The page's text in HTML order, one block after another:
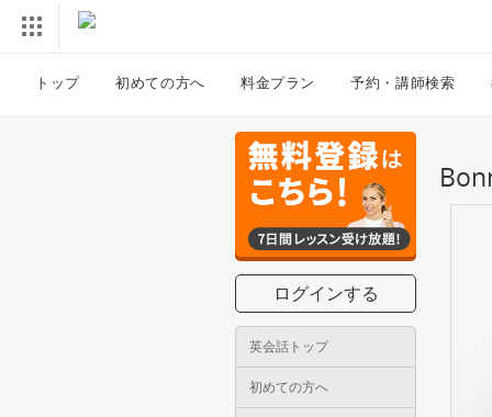
トップ 初めての方へ 料金プラン 予約・講師検索
ログインする
英会話トップ
初めての方へ